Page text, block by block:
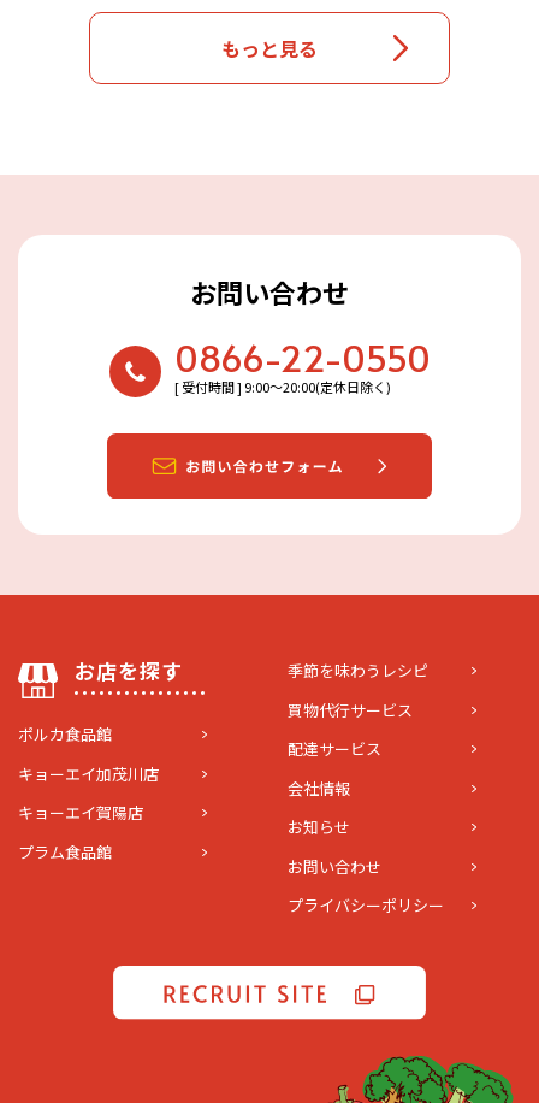
もっと見る
お問い合わせ
0866-22-0550
[ 受付時間 ] 9:00〜20:00(定休日除く)
お店を探す
ポルカ食品館
キョーエイ加茂川店
キョーエイ賀陽店
プラム食品館
季節を味わうレシピ
買物代行サービス
配達サービス
会社情報
お知らせ
お問い合わせ
プライバシーポリシー